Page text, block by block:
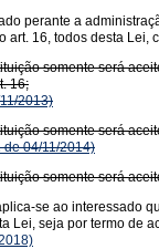
perante a
art. 16, todos desta
somente será
16;
2013)
somente será
04/11/2014)
somente será
se ao interessado
Lei, seja por termo de